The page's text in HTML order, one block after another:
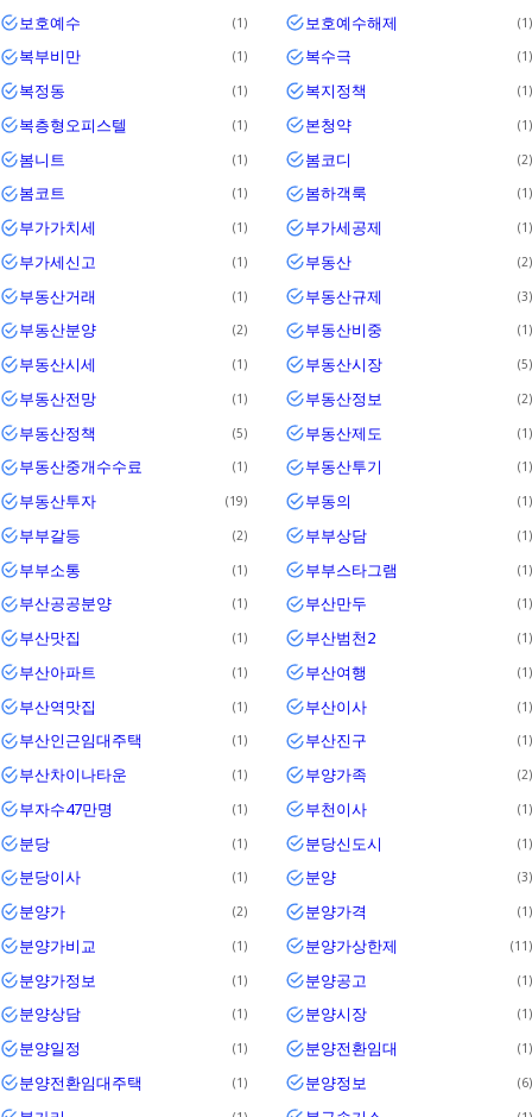
보호예수 1 보호예수해제 1
복부비만 1 복수극 1
복정동 1 복지정책 1
복층형오피스텔 1 본청약 1
봄니트 1 봄코디 2
봄코트 1 봄하객룩 1
부가가치세 1 부가세공제 1
부가세신고 1 부동산 2
부동산거래 1 부동산규제 3
부동산분양 2 부동산비중 1
부동산시세 1 부동산시장 5
부동산전망 1 부동산정보 2
부동산정책 5 부동산제도 1
부동산중개수수료 1 부동산투기 1
부동산투자 19 부동의 1
부부갈등 2 부부상담 1
부부소통 1 부부스타그램 1
부산공공분양 1 부산만두 1
부산맛집 1 부산범천2 1
부산아파트 1 부산여행 1
부산역맛집 1 부산이사 1
부산인근임대주택 1 부산진구 1
부산차이나타운 1 부양가족 2
부자수47만명 1 부천이사 1
분당 1 분당신도시 1
분당이사 1 분양 3
분양가 2 분양가격 1
분양가비교 1 분양가상한제 11
분양가정보 1 분양공고 1
분양상담 1 분양시장 1
분양일정 1 분양전환임대 1
분양전환임대주택 1 분양정보 6